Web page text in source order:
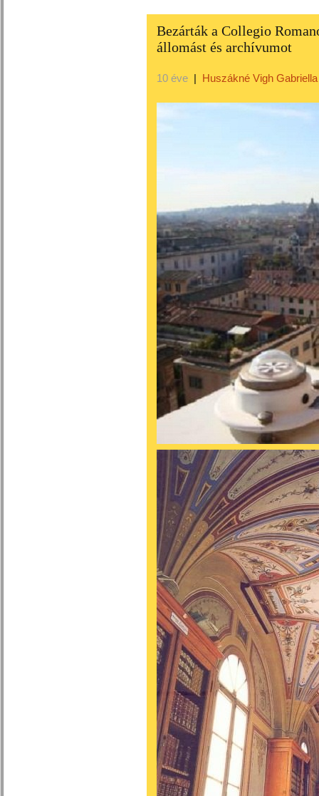
Bezárták a Collegio
állomást és archívumot
10 éve | Huszákné Vigh Gabriella